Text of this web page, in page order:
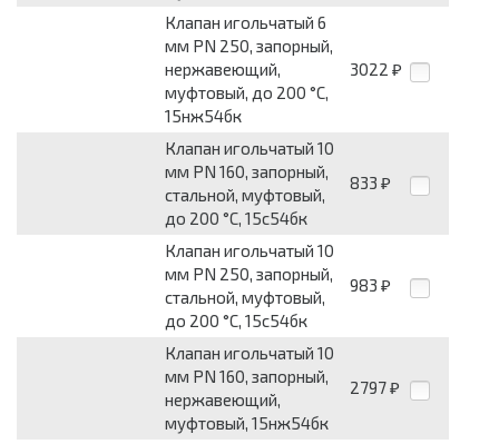
Клапан игольчатый 6
мм PN 250, запорный,
нержавеющий,
муфтовый, до 200 °С,
15нж54бк
3022 ₽
Клапан игольчатый 10
мм PN 160, запорный,
стальной, муфтовый,
до 200 °С, 15с54бк
833 ₽
Клапан игольчатый 10
мм PN 250, запорный,
стальной, муфтовый,
до 200 °С, 15с54бк
983 ₽
Клапан игольчатый 10
мм PN 160, запорный,
нержавеющий,
муфтовый, 15нж54бк
2797 ₽